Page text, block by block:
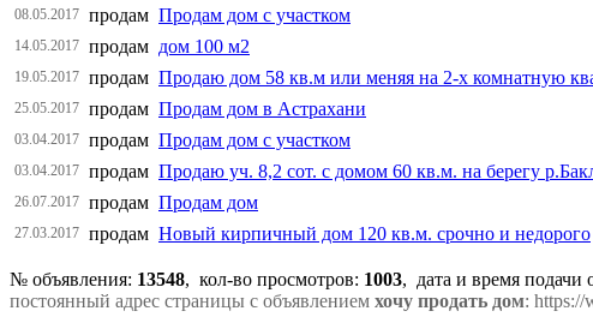
08.05.2017 продам Продам дом с участком
14.05.2017 продам дом 100 м2
19.05.2017 продам Продаю дом 58 кв.м или меняя на 2-х комнатную
25.05.2017 продам Продам дом в Астрахани
03.04.2017 продам Продам дом с участком
03.04.2017 продам Продаю уч. 8,2 сот. с домом 60 кв.м. на берегу
26.07.2017 продам Продам дом
27.03.2017 продам Новый кирпичный дом 120 кв.м. срочно и недорого
№ объявления: 13548, кол-во просмотров: 1003, дата и время подачи
постоянный адрес страницы с объявлением хочу продать дом: https://